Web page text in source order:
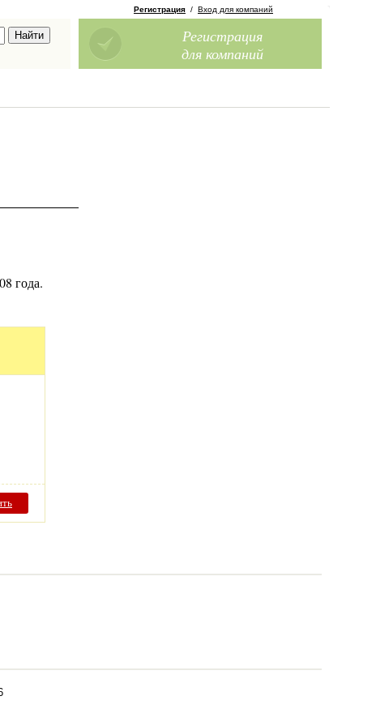
Регистрация / Вход для компаний
Регистрация
для компаний
года.